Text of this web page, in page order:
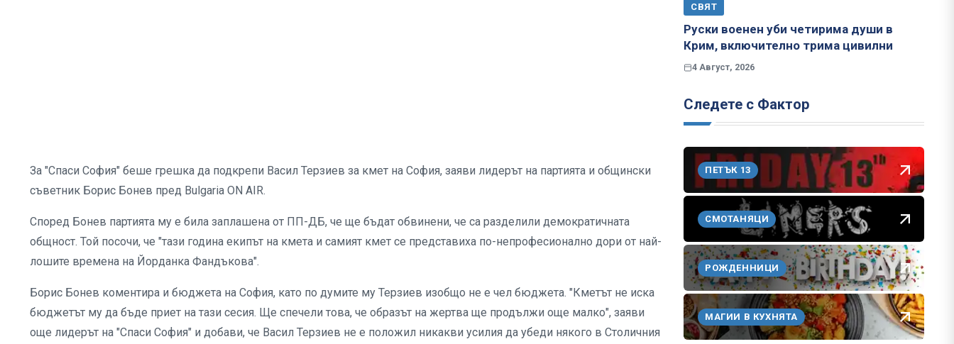
За "Спаси София" беше грешка да подкрепи Васил Терзиев за кмет на София, заяви лидерът на партията и общински
съветник Борис Бонев пред Bulgaria ON AIR.
Според Бонев партията му е била заплашена от ПП-ДБ, че ще бъдат обвинени, че са разделили демократичната
общност. Той посочи, че "тази година екипът на кмета и самият кмет се представиха по-непрофесионално дори от най-
лошите времена на Йорданка Фандъкова".
Борис Бонев коментира и бюджета на София, като по думите му Терзиев изобщо не е чел бюджета. "Кметът не иска
бюджетът му да бъде приет на тази сесия. Ще спечели това, че образът на жертва ще продължи още малко", заяви
още лидерът на "Спаси София" и добави, че Васил Терзиев не е положил никакви усилия да убеди някого в Столичния
СВЯТ
Руски военен уби четирима души в
Крим, включително трима цивилни
4 Август, 2026
Следете с Фактор
ПЕТЪК 13
СМОТАНЯЦИ
РОЖДЕННИЦИ
МАГИИ В КУХНЯТА